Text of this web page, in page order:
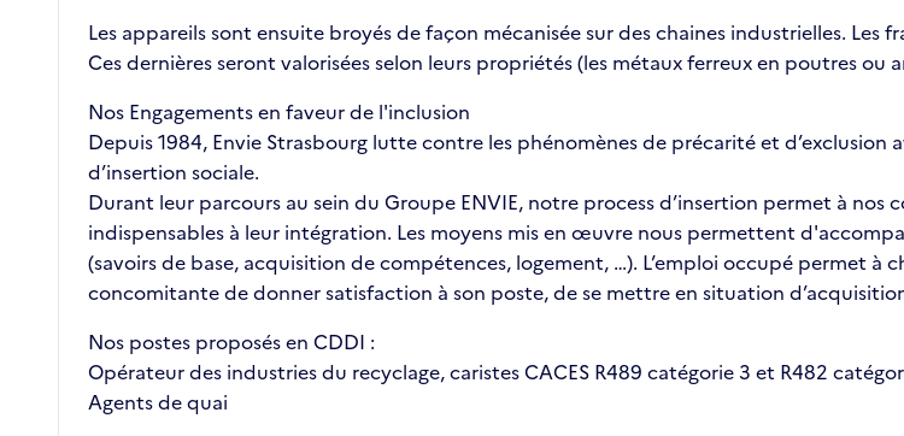
Les appareils sont ensuite broyés de façon mécanisée sur des chaines industrielles.
Ces dernières seront valorisées selon leurs propriétés (les métaux ferreux en poutres
Nos Engagements en faveur de l'inclusion
Depuis 1984, Envie Strasbourg lutte contre les phénomènes de précarité et
d’insertion sociale.
Durant leur parcours au sein du Groupe ENVIE, notre process d’insertion permet à
indispensables à leur intégration. Les moyens mis en œuvre nous permettent
(savoirs de base, acquisition de compétences, logement, …). L’emploi occupé permet à
concomitante de donner satisfaction à son poste, de se mettre en situation
Nos postes proposés en CDDI :
Opérateur des industries du recyclage, caristes CACES R489 catégorie 3 et R482
Agents de quai